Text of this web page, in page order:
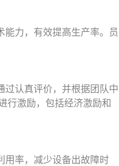
能力，有效提高生产率。员
过认真评价，并根据团队中
行激励，包括经济激励和
用率，减少设备出故障时